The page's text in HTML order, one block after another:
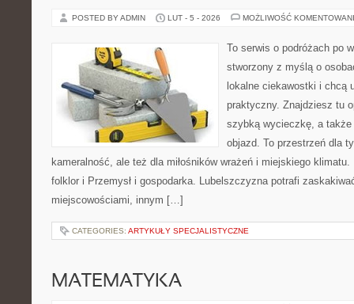
POSTED BY ADMIN LUT - 5 - 2026 MOŻLIWOŚĆ
To serwis o podróżach po
stworzony z myślą o
lokalne ciekawostki i chcą
praktyczny. Znajdziesz tu
szybką wycieczkę, a także
objazd. To przestrzeń dla
kameralność, ale też dla miłośników wrażeń i miejskiego
folklor i Przemysł i gospodarka. Lubelszczyzna potrafi
miejscowościami, innym […]
CATEGORIES: ARTYKUŁY SPECJALISTYCZNE
MATEMATYKA